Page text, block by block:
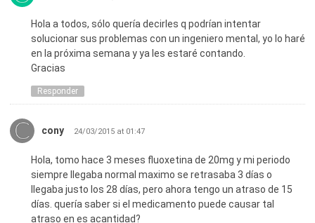
Hola a todos, sólo quería decirles q podrían intentar
solucionar sus problemas con un ingeniero mental, yo lo haré
en la próxima semana y ya les estaré contando.
Gracias
Responder
cony 24/03/2015 at 01:47
Hola, tomo hace 3 meses fluoxetina de 20mg y mi periodo
siempre llegaba normal maximo se retrasaba 3 días o
llegaba justo los 28 días, pero ahora tengo un atraso de 15
días. quería saber si el medicamento puede causar tal
atraso en es acantidad?